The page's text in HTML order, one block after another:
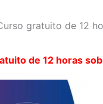
gratuito de 12
de 12 horas